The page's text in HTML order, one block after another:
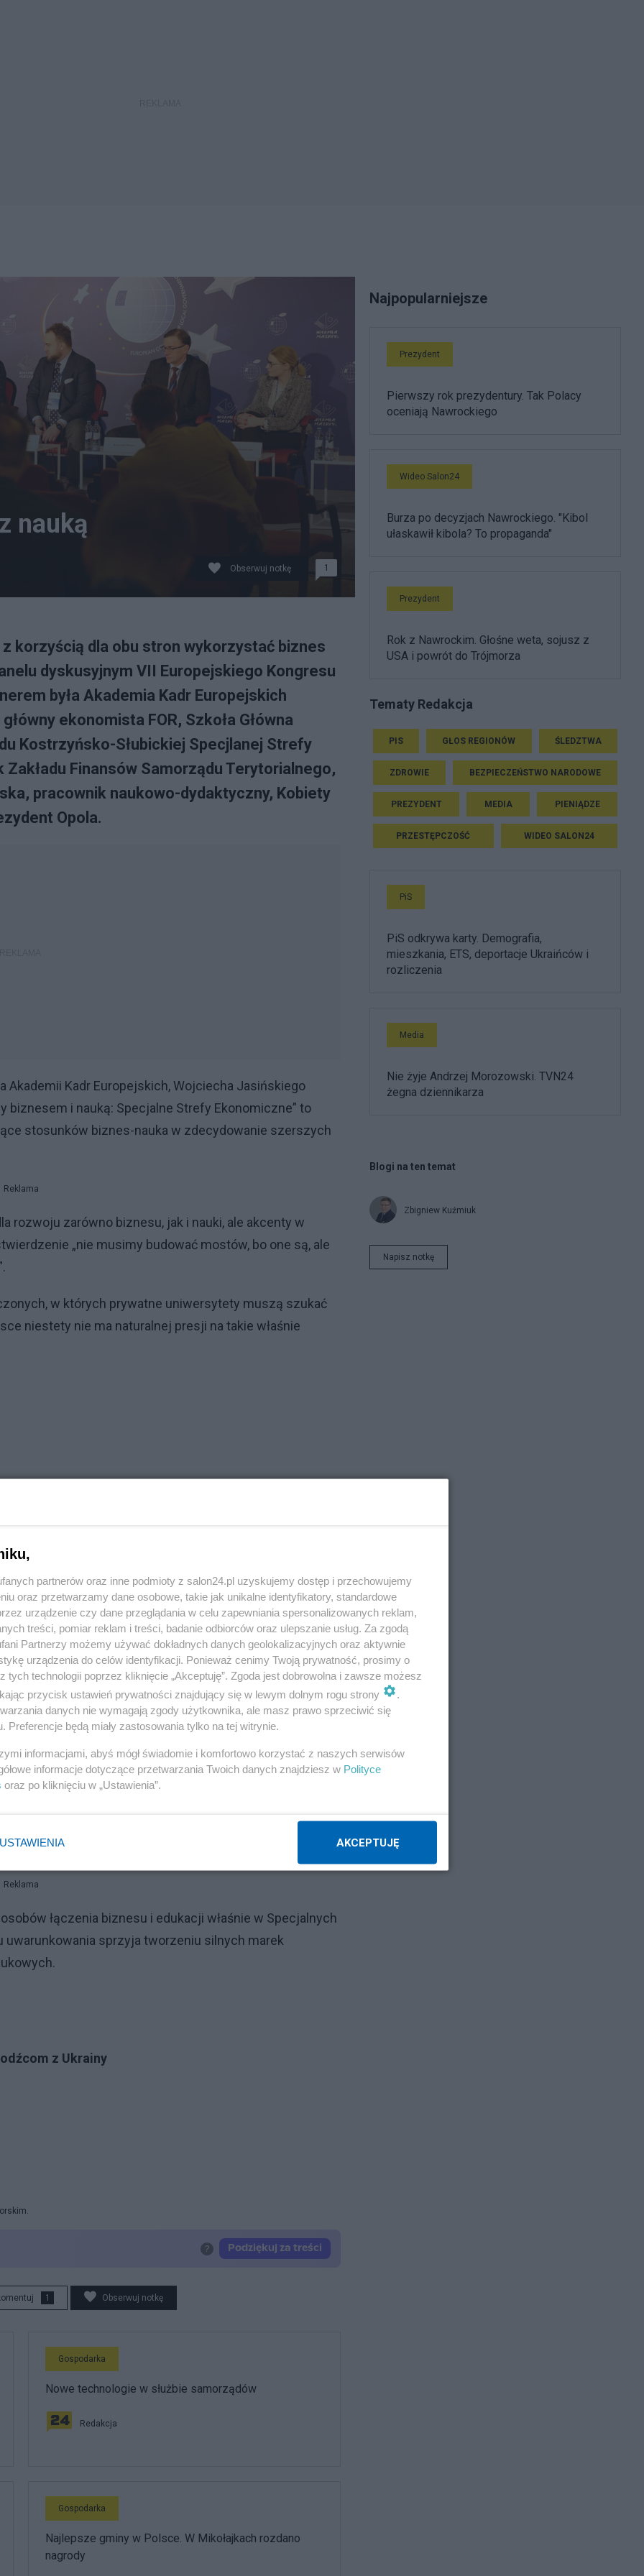
nauką
Obserwuj notkę 1
korzyścią dla obu stron wykorzystać biznes
dyskusyjnym VII Europejskiego Kongresu
była Akademia Kadr Europejskich
ekonomista FOR, Szkoła Główna
Kostrzyńsko-Słubickiej Specjlanej Strefy
Finansów Samorządu Terytorialnego,
pracownik naukowo-dydaktyczny, Kobiety
Opola.
Akademii Kadr Europejskich, Wojciecha Jasińskiego
biznesem i nauką: Specjalne Strefy Ekonomiczne” to
stosunków biznes-nauka w zdecydowanie szerszych
Reklama
rozwoju zarówno biznesu, jak i nauki, ale akcenty w
„nie musimy budować mostów, bo one są, ale
w których prywatne uniwersytety muszą szukać
niestety nie ma naturalnej presji na takie właśnie
że ich praca zostaje bezpośrednio wykorzystana w
z panelistów.
była konieczność zagwarantowania polskiemu
podatkowych motywujących do finansowego
w przypadku nowych regulacji podatkowych.
Reklama
łączenia biznesu i edukacji właśnie w Specjalnych
sprzyja tworzeniu silnych marek
z Ukrainy
1 Obserwuj notkę
Gospodarka
Nowe technologie w służbie samorządów
Redakcja
Gospodarka
Najlepsze gminy w Polsce. W Mikołajkach rozdano
nagrody
Najpopularniejsze
Prezydent
Pierwszy rok prezydentury. Tak Polacy
oceniają Nawrockiego
Wideo Salon24
Burza po decyzjach Nawrockiego. "Kibol
ułaskawił kibola? To propaganda"
Prezydent
Rok z Nawrockim. Głośne weta, sojusz z
USA i powrót do Trójmorza
Tematy Redakcja
PIS GŁOS REGIONÓW ŚLEDZTWA
ZDROWIE BEZPIECZEŃSTWO NARODOWE
PREZYDENT MEDIA PIENIĄDZE
PRZESTĘPCZOŚĆ WIDEO SALON24
PiS
PiS odkrywa karty. Demografia,
mieszkania, ETS, deportacje Ukraińców i
rozliczenia
Media
Nie żyje Andrzej Morozowski. TVN24
żegna dziennikarza
Blogi na ten temat
Zbigniew Kuźmiuk
Napisz notkę
partnerów oraz inne podmioty z salon24.pl uzyskujemy dostęp i przechowujemy
oraz przetwarzamy dane osobowe, takie jak unikalne identyfikatory, standardowe
urządzenie czy dane przeglądania w celu zapewniania spersonalizowanych reklam,
treści, pomiar reklam i treści, badanie odbiorców oraz ulepszanie usług. Za zgodą
Partnerzy możemy używać dokładnych danych geolokalizacyjnych oraz aktywnie
urządzenia do celów identyfikacji. Ponieważ cenimy Twoją prywatność, prosimy o
tych technologii poprzez kliknięcie „Akceptuję”. Zgoda jest dobrowolna i zawsze możesz
przycisk ustawień prywatności znajdujący się w lewym dolnym rogu strony
.
danych nie wymagają zgody użytkownika, ale masz prawo sprzeciwić się
Preferencje będą miały zastosowania tylko na tej witrynie.
informacjami, abyś mógł świadomie i komfortowo korzystać z naszych serwisów
informacje dotyczące przetwarzania Twoich danych znajdziesz w Polityce
oraz po kliknięciu w „Ustawienia”.
USTAWIENIA AKCEPTUJĘ